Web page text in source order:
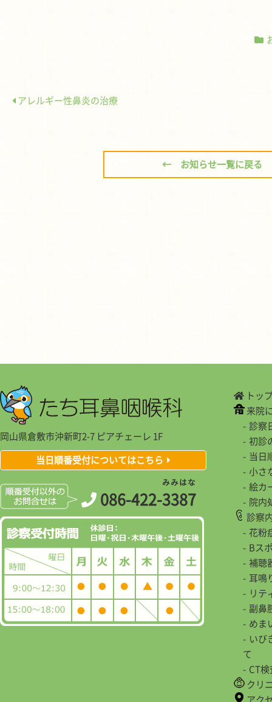
アレルギー性鼻炎の治療
← お知らせ一覧に戻る
岡山県倉敷市沖新町2-7 ピアチェーレ 1F
当日順番受付についてはこちら
086-422-3
み
3
み
8
は
7
な
トッ
来院
診察
初診
当日
小さ
絵カ
院内
診察
花粉
Bス
補聴
耳鳴
リテ
副鼻
めま
いび
て
CT
クリ